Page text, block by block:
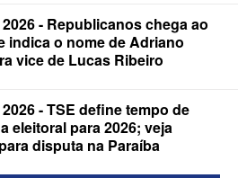
Novo
e Pastor Jader
de Major Fábio
- Republicanos chega ao
indica o nome de Adriano
vice de Lucas Ribeiro
- TSE define tempo de
eleitoral para 2026; veja
disputa na Paraíba